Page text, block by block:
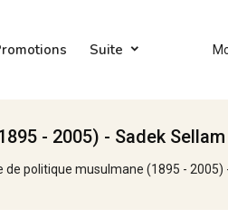
Suite
- 2005) - Sadek
de politique musulmane (1895 -